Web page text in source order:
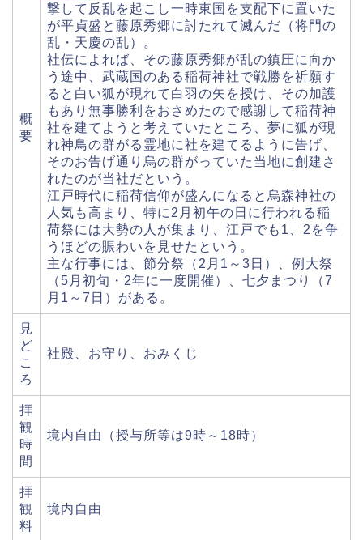
概
要
撃して反乱を起こし一時東国を支配下に置いた
が平貞盛と藤原秀郷に討たれて滅んだ（将門の
乱・天慶の乱）。
社伝によれば、その藤原秀郷が乱の鎮圧に向か
う途中、武蔵国のある稲荷神社で戦勝を祈願す
ると白い狐が現れて白羽の矢を授け、その加護
もあり無事勝利をおさめたので感謝して稲荷神
社を建てようと考えていたところ、夢に狐が現
れ神鳥の群がる霊地に社を建てるように告げ、
そのお告げ通り烏の群がっていた当地に創建さ
れたのが当社だという。
江戸時代に稲荷信仰が盛んになると烏森神社の
人気も高まり、特に2月初午の日に行われる稲
荷祭には大勢の人が集まり、江戸でも1、2を争
うほどの賑わいを見せたという。
主な行事には、節分祭（2月1～3日）、例大祭
（5月初旬・2年に一度開催）、七夕まつり（7
月1～7日）がある。
見
ど
こ
ろ
社殿、お守り、おみくじ
拝
観
時
間
境内自由（授与所等は9時～18時）
拝
観
料
境内自由